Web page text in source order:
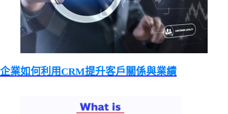
企業如何利用CRM提升客戶關係與業績